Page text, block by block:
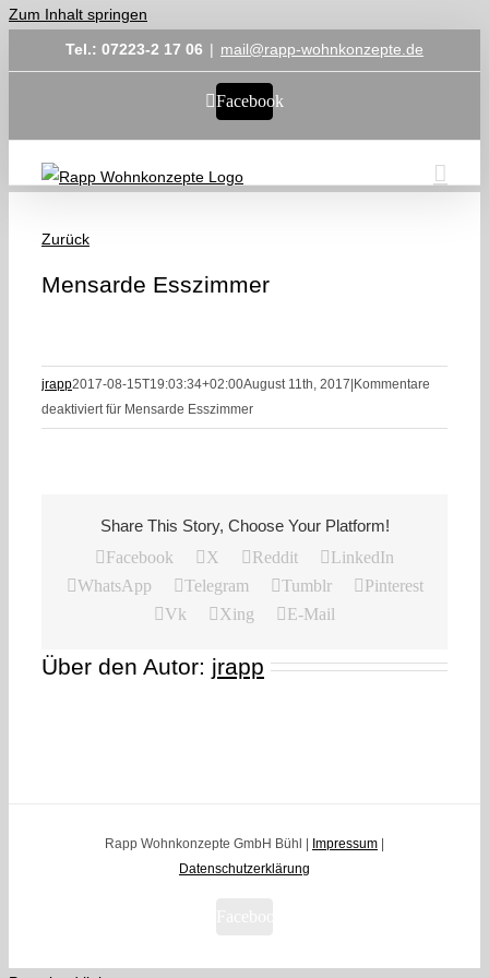
Zum Inhalt springen
Tel.: 07223-2 17 06 | mail@rapp-wohnkonzepte.de
Facebook
Zurück
Mensarde Esszimmer
jrapp2017-08-15T19:03:34+02:00August 11th, 2017 Kommentare
deaktiviertfür Mensarde Esszimmer
Share This Story, Choose Your Platform!
Facebook
X Reddit
LinkedIn
WhatsApp
Telegram Tumblr
Pinterest
Vk
Xing E-Mail
Über den Autor: jrapp
Rapp Wohnkonzepte GmbH Bühl | Impressum |
Datenschutzerklärung